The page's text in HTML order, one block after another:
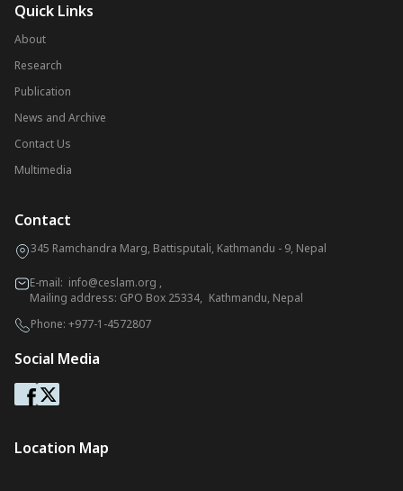
Quick Links
About
Research
Publication
News and Archive
Contact Us
Multimedia
Contact
345 Ramchandra Marg, Battisputali, Kathmandu - 9, Nepal
E-mail: info@ceslam.org ,
Mailing address: GPO Box 25334, Kathmandu, Nepal
Phone: +977-1-4572807
Social Media
Location Map